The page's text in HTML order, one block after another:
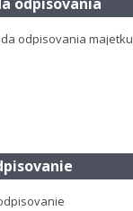
odpisovania majetku